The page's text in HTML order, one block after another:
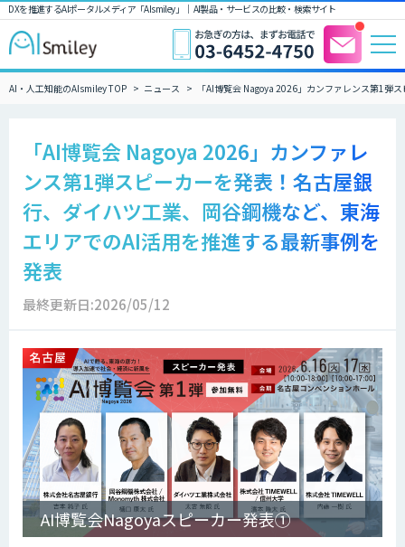
DXを推進するAIポータルメディア「AIsmiley」｜ AI製品・サービスの比較・検索サイト
AI・人工知能のAIsmiley TOP ニュース 「AI博覧会 Nagoya 2026」カンファレンス第1弾
「AI博覧会 Nagoya 2026」カンファレ
ンス第1弾スピーカーを発表！名古屋銀
行、ダイハツ工業、岡谷鋼機など、東海
エリアでのAI活用を推進する最新事例を
発表
最終更新日:2026/05/12
AI博覧会Nagoyaスピーカー発表①